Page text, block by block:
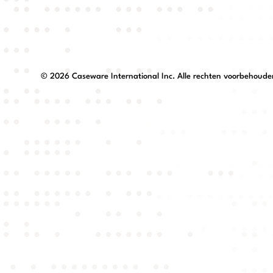
©2026 Caseware International Inc. Alle rechten